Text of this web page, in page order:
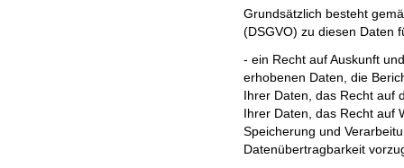
Grundsätzlich besteht
(DSGVO) zu diesen Daten
- ein Recht auf Auskunft
erhobenen Daten, die
Ihrer Daten, das Recht auf
Ihrer Daten, das Recht auf
Speicherung und
Datenübertragbarkeit